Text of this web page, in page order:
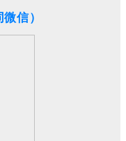
微信）